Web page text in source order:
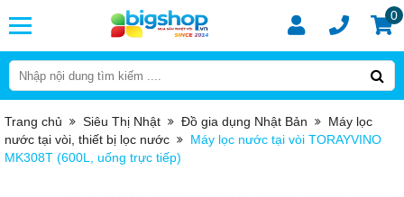
0
Trang chủ Siêu Thị Nhật Đồ gia dụng Nhật Bản
Máy lọc
nước tại vòi, thiết bị lọc nước
Máy lọc nước tại vòi TORAYVINO
MK308T (600L, uống trực tiếp)